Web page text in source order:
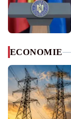
ECONOMIE